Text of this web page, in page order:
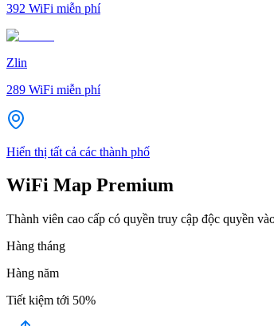
392 WiFi miễn phí
Zlin
289 WiFi miễn phí
Hiển thị tất cả các thành phố
WiFi Map Premium
Thành viên cao cấp có quyền truy cập độc quyền
Hàng tháng
Hàng năm
Tiết kiệm tới 50%